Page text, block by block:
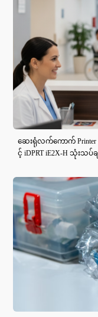
ဆေးရုံလက်ကောက်
င့် iDPRT iE2X-H သုံးသပ်